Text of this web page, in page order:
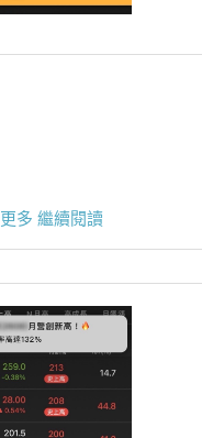
更多 繼續閱讀